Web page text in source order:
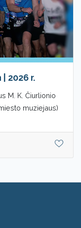
2026 r.
M. K. Čiurlionio
muziejaus)